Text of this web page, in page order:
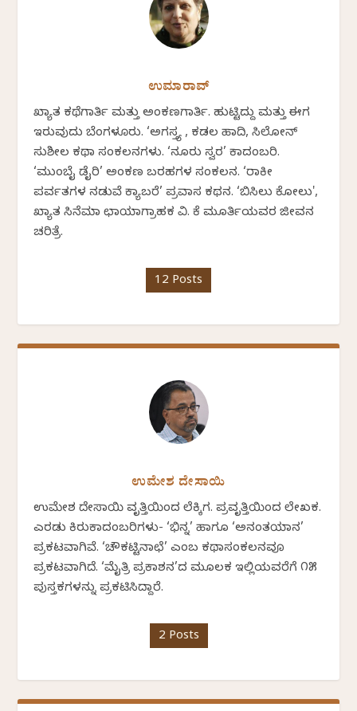
ಉಮಾರಾವ್
ಖ್ಯಾತ ಕಥೆಗಾರ್ತಿ ಮತ್ತು ಅಂಕಣಗಾರ್ತಿ. ಹುಟ್ಟಿದ್ದು ಮತ್ತು ಈಗ
ಇರುವುದು ಬೆಂಗಳೂರು. ‘ಅಗಸ್ತ್ಯ , ಕಡಲ ಹಾದಿ, ಸಿಲೋನ್
ಸುಶೀಲ ಕಥಾ ಸಂಕಲನಗಳು. ‘ನೂರು ಸ್ವರ’ ಕಾದಂಬರಿ.
‘ಮುಂಬೈ ಡೈರಿ’ ಅಂಕಣ ಬರಹಗಳ ಸಂಕಲನ. ‘ರಾಕೀ
ಪರ್ವತಗಳ ನಡುವೆ ಕ್ಯಾಬರೆ’ ಪ್ರವಾಸ ಕಥನ. ‘ಬಿಸಿಲು ಕೋಲು',
ಖ್ಯಾತ ಸಿನೆಮಾ ಛಾಯಾಗ್ರಾಹಕ ವಿ. ಕೆ ಮೂರ್ತಿಯವರ ಜೀವನ
ಚರಿತ್ರೆ.
12 Posts
ಉಮೇಶ ದೇಸಾಯಿ
ಉಮೇಶ ದೇಸಾಯಿ ವೃತ್ತಿಯಿಂದ ಲೆಕ್ಕಿಗ. ಪ್ರವೃತ್ತಿಯಿಂದ ಲೇಖಕ.
ಎರಡು ಕಿರುಕಾದಂಬರಿಗಳು- ‘ಭಿನ್ನ’ ಹಾಗೂ ‘ಅನಂತಯಾನ’
ಪ್ರಕಟವಾಗಿವೆ. ‘ಚೌಕಟ್ಟಿನಾಛೆ’ ಎಂಬ ಕಥಾಸಂಕಲನವೂ
ಪ್ರಕಟವಾಗಿದೆ. ‘ಮೈತ್ರಿ ಪ್ರಕಾಶನ’ದ ಮೂಲಕ ಇಲ್ಲಿಯವರೆಗೆ ೧೫
ಪುಸ್ತಕಗಳನ್ನು ಪ್ರಕಟಿಸಿದ್ದಾರೆ.
2 Posts